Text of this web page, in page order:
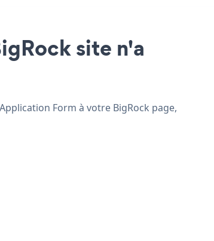
site n'a
Form à votre BigRock page,